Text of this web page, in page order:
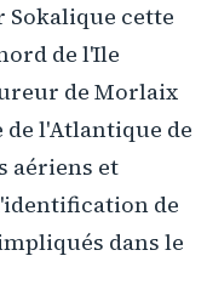
Sokalique cette
de l'Ile
de Morlaix
l'Atlantique de
aériens et
de
dans le